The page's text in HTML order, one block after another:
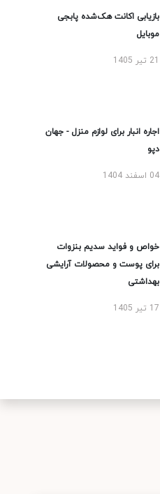
بازیابی اکانت هک‌شده پابجی
موبایل
21 تیر 1405
اجاره انبار برای لوازم منزل - جهان
دپو
04 اسفند 1404
خواص و فواید سدیم بنزوات
برای پوست و محصولات آرایشی
بهداشتی
17 تیر 1405